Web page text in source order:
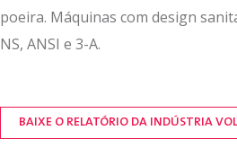
poeira. Máquinas com design
NS, ANSI e 3-A.
BAIXE O RELATÓRIO DA INDÚSTRIA